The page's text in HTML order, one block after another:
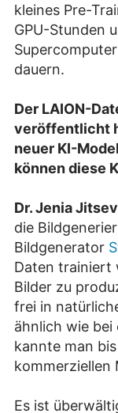
kleines Pre-
GPU-Stunden
dauern.
Der LAION-
veröffentlicht
neuer KI-
können diese
Dr. Jenia
die
Bildgenerator
Daten trainiert
Bilder zu
frei in
ähnlich wie bei
kannte man
kommerziellen
Es ist